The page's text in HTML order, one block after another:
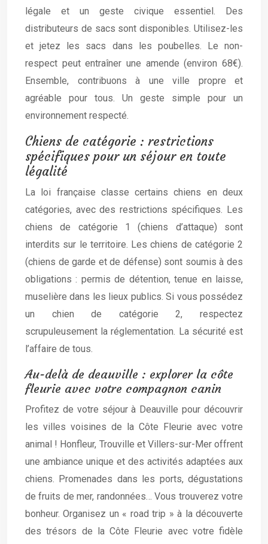
légale et un geste civique essentiel. Des
distributeurs de sacs sont disponibles. Utilisez-les
et jetez les sacs dans les poubelles. Le non-
respect peut entraîner une amende (environ 68€).
Ensemble, contribuons à une ville propre et
agréable pour tous. Un geste simple pour un
environnement respecté.
Chiens de catégorie : restrictions
spécifiques pour un séjour en toute
légalité
La loi française classe certains chiens en deux
catégories, avec des restrictions spécifiques. Les
chiens de catégorie 1 (chiens d’attaque) sont
interdits sur le territoire. Les chiens de catégorie 2
(chiens de garde et de défense) sont soumis à des
obligations : permis de détention, tenue en laisse,
muselière dans les lieux publics. Si vous possédez
un chien de catégorie 2, respectez
scrupuleusement la réglementation. La sécurité est
l’affaire de tous.
Au-delà de deauville : explorer la côte
fleurie avec votre compagnon canin
Profitez de votre séjour à Deauville pour découvrir
les villes voisines de la Côte Fleurie avec votre
animal ! Honfleur, Trouville et Villers-sur-Mer offrent
une ambiance unique et des activités adaptées aux
chiens. Promenades dans les ports, dégustations
de fruits de mer, randonnées… Vous trouverez votre
bonheur. Organisez un « road trip » à la découverte
des trésors de la Côte Fleurie avec votre fidèle